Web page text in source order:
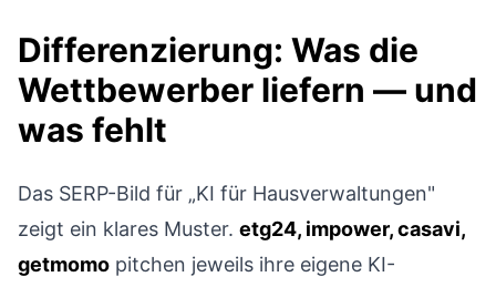
Differenzierung: Was die
Wettbewerber liefern — und
was fehlt
Das SERP-Bild für „KI für Hausverwaltungen"
zeigt ein klares Muster. etg24, impower, casavi,
getmomo pitchen jeweils ihre eigene KI-